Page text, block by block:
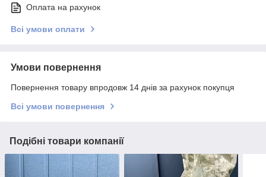
Оплата на рахунок
Всі умови оплати
Умови повернення
Повернення товару впродовж 14 днів за рахунок покупця
Всі умови повернення
Подібні товари компанії